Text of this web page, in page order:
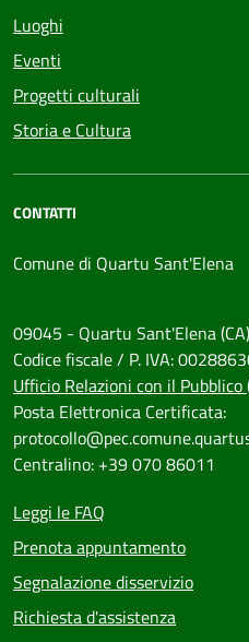
Luoghi
Eventi
Progetti culturali
Storia e Cultura
CONTATTI
Comune di Quartu Sant'Elena
09045 - Quartu Sant'Elena (CA)
Codice fiscale / P. IVA:
Ufficio Relazioni con il Pubblico
Posta Elettronica Certificata:
Centralino: +39 070 86011
Leggi le FAQ
Prenota appuntamento
Segnalazione disservizio
Richiesta d'assistenza